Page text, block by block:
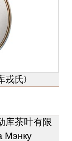
戎氏)
库茶叶有限
Мэнку